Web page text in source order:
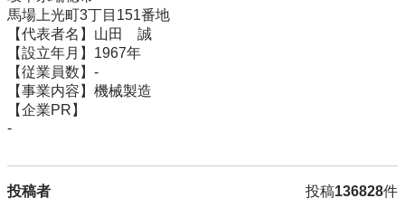
馬場上光町3丁目151番地
【代表者名】山田　誠
【設立年月】1967年
【従業員数】-
【事業内容】機械製造
【企業PR】
投稿者 投稿136828件